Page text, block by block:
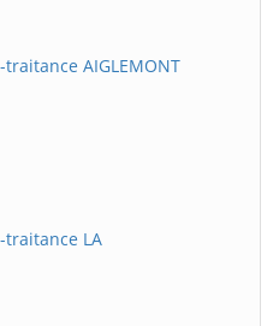
AIGLEMONT
LA